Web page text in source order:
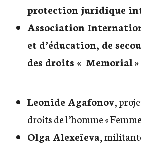
protection juridique
Association
et d’éducation, de
des droits « Memorial »
Leonide Agafonov,
droits de l’homme «
Olga Alexeïeva,